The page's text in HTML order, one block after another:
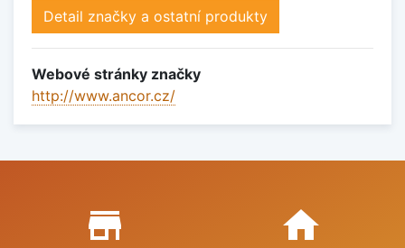
Detail značky a ostatní produkty
Webové stránky značky
http://www.ancor.cz/
Proč nakupovat u nás?
store_mall_directory home